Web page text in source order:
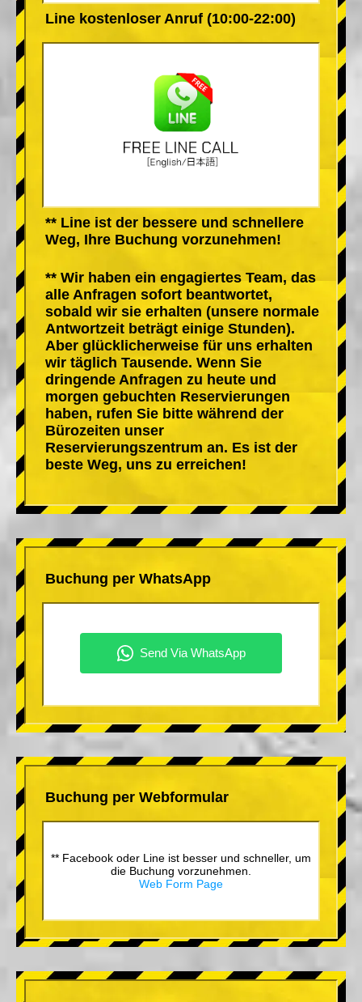
Line kostenloser Anruf (10:00-22:00)
** Line ist der bessere und schnellere
Weg, Ihre Buchung vorzunehmen!
** Wir haben ein engagiertes Team, das
alle Anfragen sofort beantwortet,
sobald wir sie erhalten (unsere normale
Antwortzeit beträgt einige Stunden).
Aber glücklicherweise für uns erhalten
wir täglich Tausende. Wenn Sie
dringende Anfragen zu heute und
morgen gebuchten Reservierungen
haben, rufen Sie bitte während der
Bürozeiten unser
Reservierungszentrum an. Es ist der
beste Weg, uns zu erreichen!
Buchung per WhatsApp
Buchung per Webformular
** Facebook oder Line ist besser und schneller, um
die Buchung vorzunehmen.
Web Form Page